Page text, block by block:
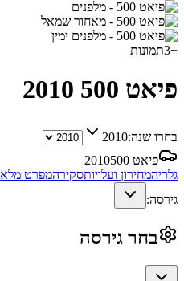
+
3תמונות
פיאט 500 2010
בחרו שנה:2010
פיאט 500
2010
גלריהמחירון ועלויותסקירהמפרט מלא
גירסה:
בחר גירסה